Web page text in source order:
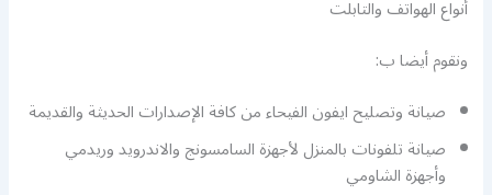
أنواع الهواتف والتابلت
ونقوم أيضا ب:
صيانة وتصليح ايفون الفيحاء من كافة الإصدارات الحديثة والقديمة
صيانة تلفونات بالمنزل لأجهزة السامسونج والاندرويد وريدمي
وأجهزة الشاومي